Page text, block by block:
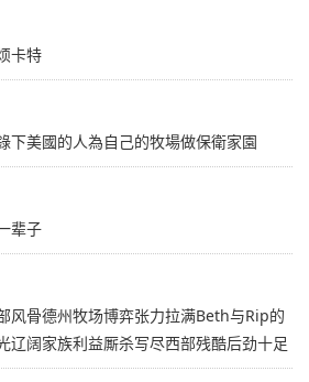
卡特
下美國的人為自己的牧場做保衛家園
辈子
风骨德州牧场博弈张力拉满Beth与Rip的
辽阔家族利益厮杀写尽西部残酷后劲十足